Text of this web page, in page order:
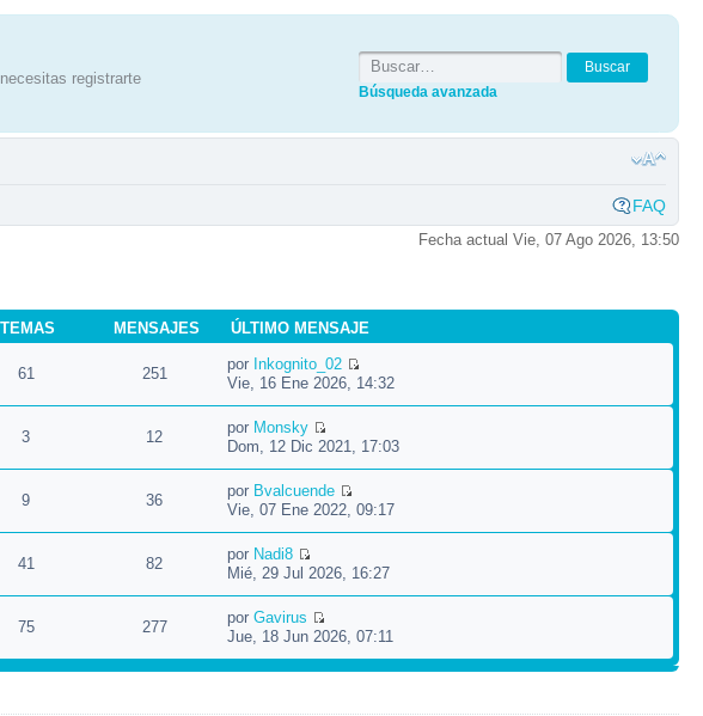
registrarte
Búsqueda avanzada
FAQ
Fecha actual Vie, 07 Ago 2026, 13:50
TEMAS MENSAJES
ÚLTIMO MENSAJE
61 251
por Inkognito_02
Vie, 16 Ene 2026, 14:32
3 12
por Monsky
Dom, 12 Dic 2021, 17:03
9 36
por Bvalcuende
Vie, 07 Ene 2022, 09:17
41 82
por Nadi8
Mié, 29 Jul 2026, 16:27
75 277
porGavirus
Jue, 18 Jun 2026, 07:11